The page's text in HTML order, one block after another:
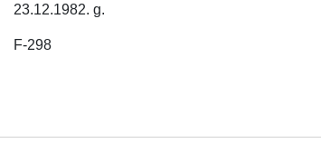
23.12.1982. g.
F-298